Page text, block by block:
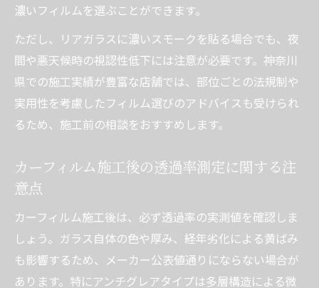
濃いフィルムを選ぶことができます。
ただし、リアガラスに濃いスモークを貼る場合でも、夜
間や悪天候時の視認性低下には注意が必要です。神奈川
県での施工実績が豊富な店舗では、部位ごとの法規制や
実用性を考慮したフィルム選びのアドバイスも受けられ
るため、施工前の相談をおすすめします。
カーフィルム施工後の透過率測定に関する注
意点
カーフィルム施工後は、必ず透過率の実測値を確認しま
しょう。ガラス自体の色や厚み、経年劣化による黄ばみ
も影響するため、メーカー公表値通りにならない場合が
あります。特にアンチグレアタイプは多層構造による微